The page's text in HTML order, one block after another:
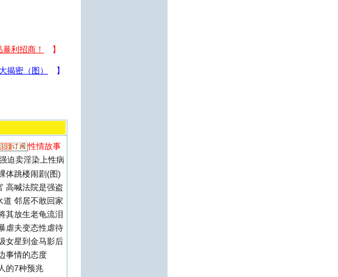
性情故事
迫卖淫染上性病
体跳楼闹剧(图)
高喊法院是强盗
道 邻居不敢回家
其放生老龟流泪
虐夫变态性虐待
女星到金马影后
事情的态度
的7种预兆